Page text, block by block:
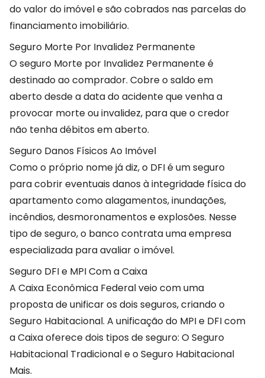
do valor do imóvel e são cobrados nas parcelas do
financiamento imobiliário.
Seguro Morte Por Invalidez Permanente
O seguro Morte por Invalidez Permanente é
destinado ao comprador. Cobre o saldo em
aberto desde a data do acidente que venha a
provocar morte ou invalidez, para que o credor
não tenha débitos em aberto.
Seguro Danos Físicos Ao Imóvel
Como o próprio nome já diz, o DFI é um seguro
para cobrir eventuais danos à integridade física do
apartamento como alagamentos, inundações,
incêndios, desmoronamentos e explosões. Nesse
tipo de seguro, o banco contrata uma empresa
especializada para avaliar o imóvel.
Seguro DFI e MPI Com a Caixa
A Caixa Econômica Federal veio com uma
proposta de unificar os dois seguros, criando o
Seguro Habitacional. A unificação do MPI e DFI com
a Caixa oferece dois tipos de seguro: O Seguro
Habitacional Tradicional e o Seguro Habitacional
Mais.